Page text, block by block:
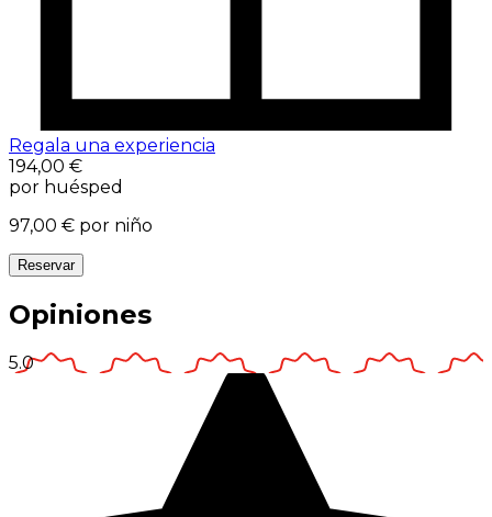
Regala una experiencia
194,00 €
por huésped
97,00 € por niño
Reservar
Opiniones
5.0